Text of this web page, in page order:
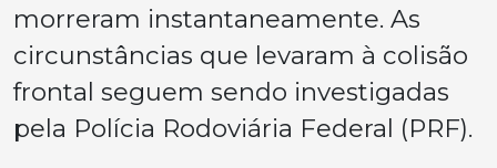
morreram instantaneamente. As
circunstâncias que levaram à colisão
frontal seguem sendo investigadas
pela Polícia Rodoviária Federal (PRF).